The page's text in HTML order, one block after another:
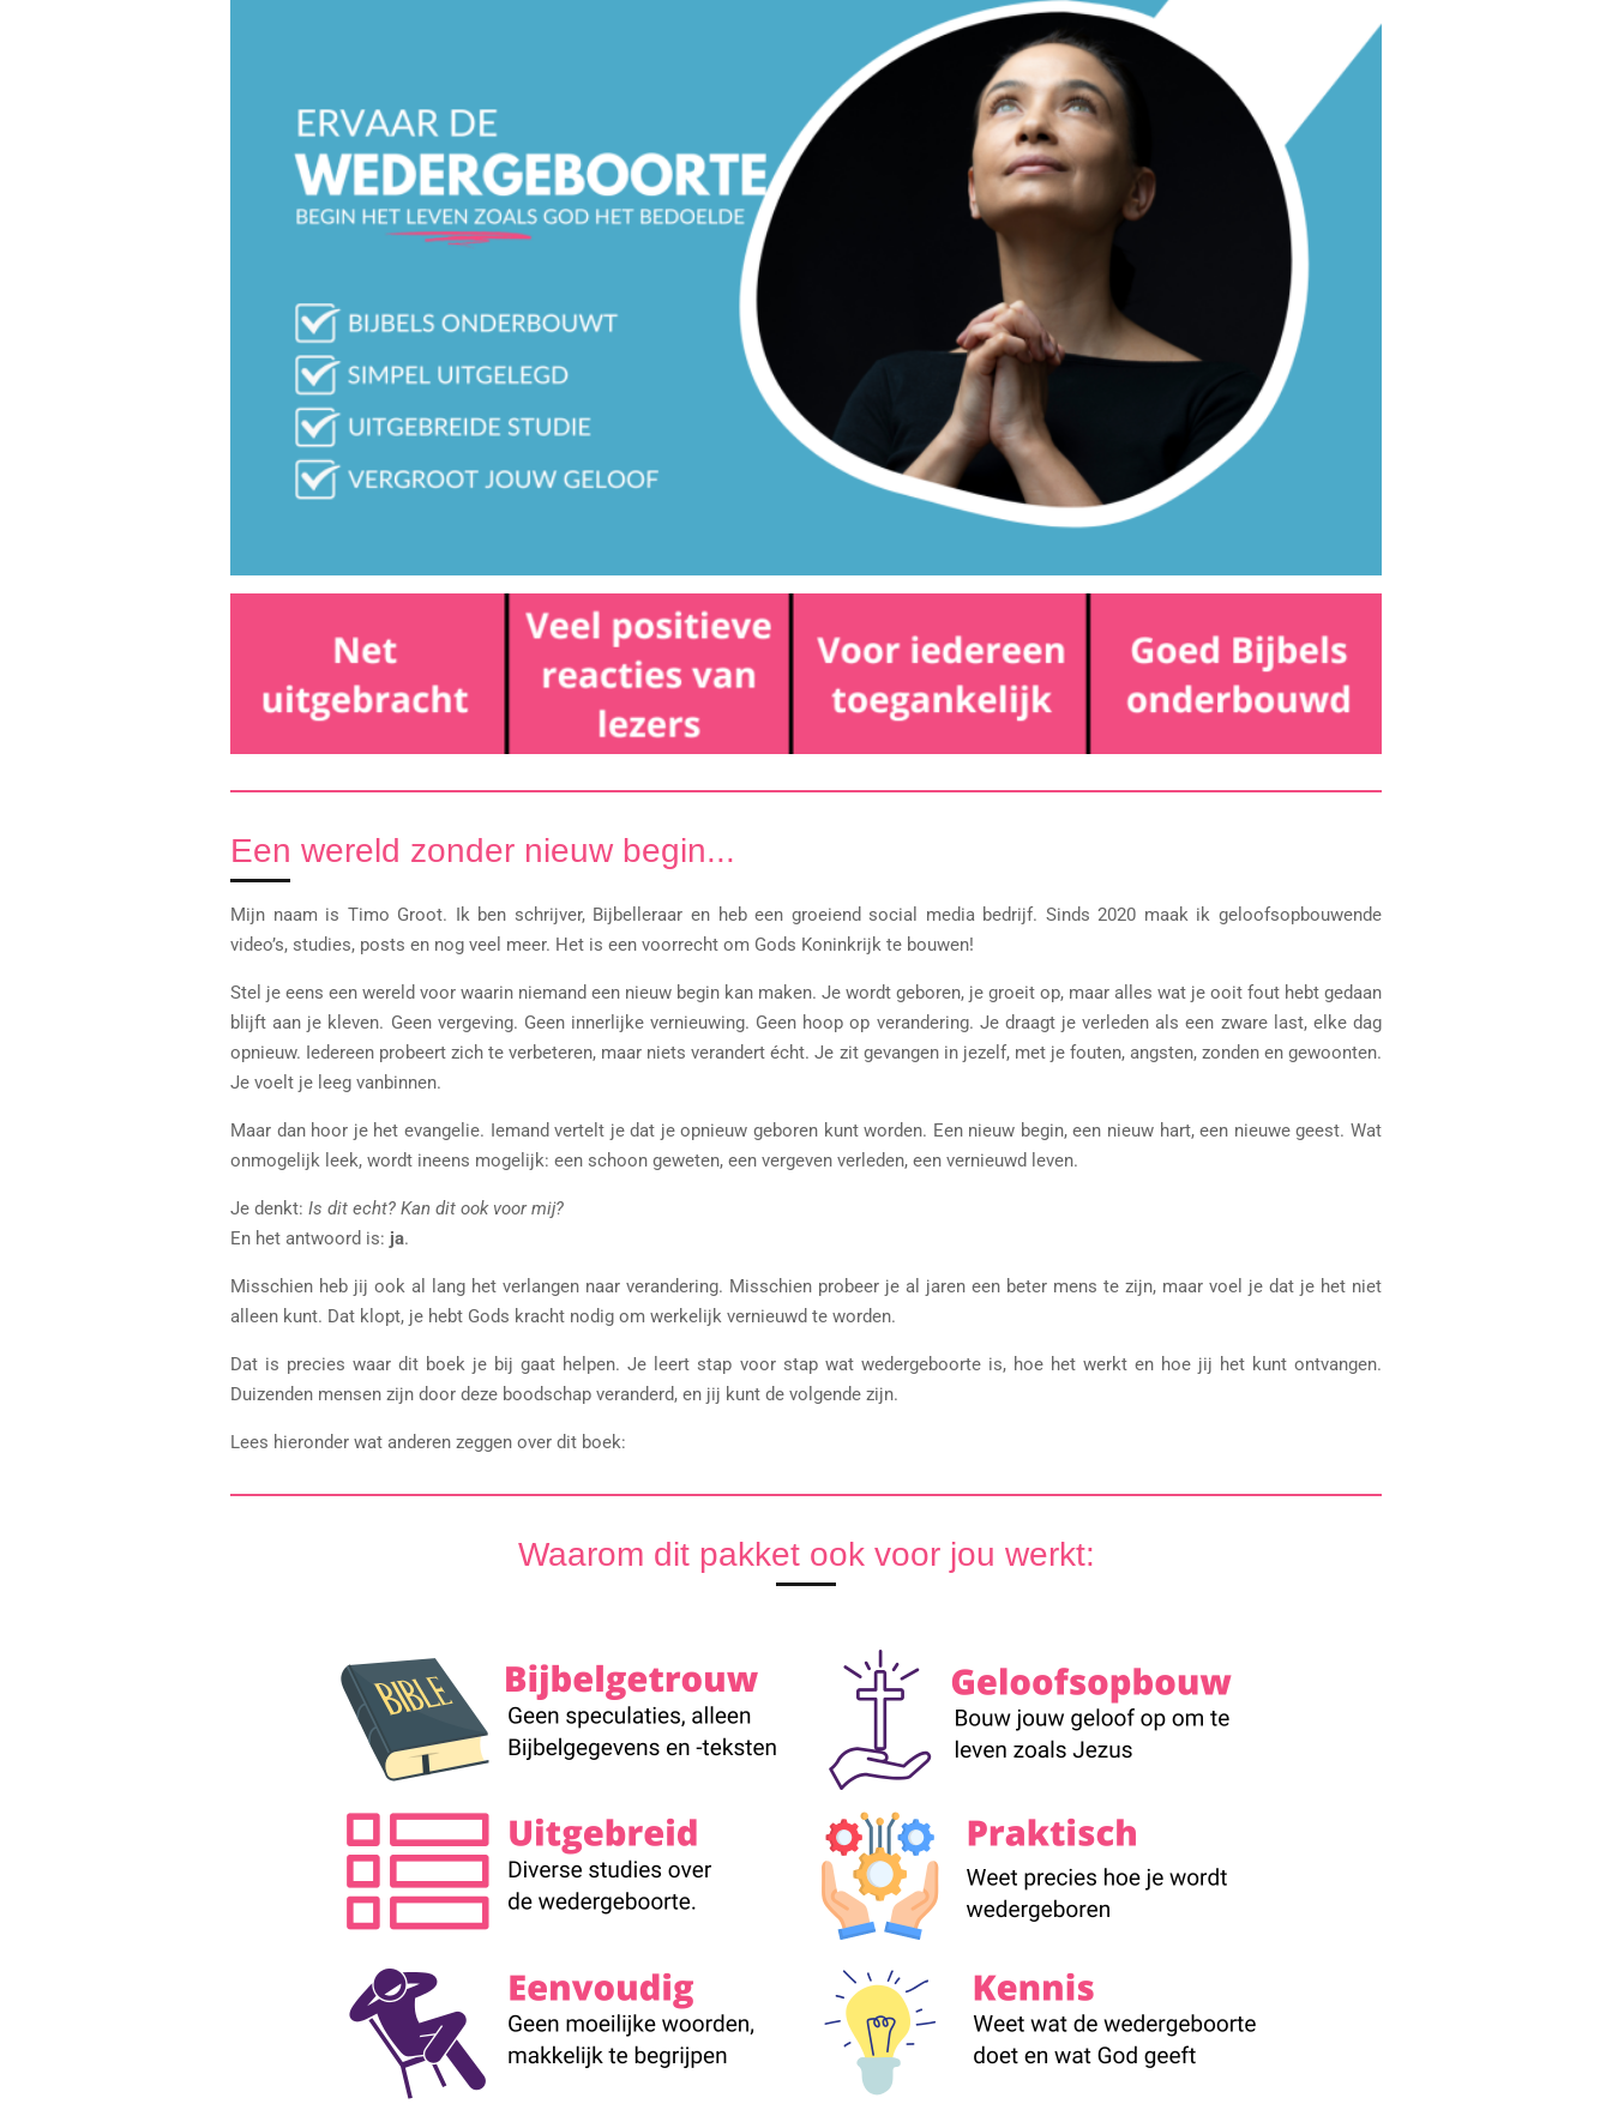
Een wereld zonder nieuw begin...
Mijn naam is Timo Groot. Ik ben schrijver, Bijbelleraar en heb een groeiend social media bedrijf. Sinds 2020 maak ik geloofsopbouwende
video’s, studies, posts en nog veel meer. Het is een voorrecht om Gods Koninkrijk te bouwen!
Stel je eens een wereld voor waarin niemand een nieuw begin kan maken. Je wordt geboren, je groeit op, maar alles wat je ooit fout hebt gedaan
blijft aan je kleven. Geen vergeving. Geen innerlijke vernieuwing. Geen hoop op verandering. Je draagt je verleden als een zware last, elke dag
opnieuw. Iedereen probeert zich te verbeteren, maar niets verandert écht. Je zit gevangen in jezelf, met je fouten, angsten, zonden en gewoonten.
Je voelt je leeg vanbinnen.
Maar dan hoor je het evangelie. Iemand vertelt je dat je opnieuw geboren kunt worden. Een nieuw begin, een nieuw hart, een nieuwe geest. Wat
onmogelijk leek, wordt ineens mogelijk: een schoon geweten, een vergeven verleden, een vernieuwd leven.
Je denkt: Is dit echt? Kan dit ook voor mij?
En het antwoord is: ja.
Misschien heb jij ook al lang het verlangen naar verandering. Misschien probeer je al jaren een beter mens te zijn, maar voel je dat je het niet
alleen kunt. Dat klopt, je hebt Gods kracht nodig om werkelijk vernieuwd te worden.
Dat is precies waar dit boek je bij gaat helpen. Je leert stap voor stap wat wedergeboorte is, hoe het werkt en hoe jij het kunt ontvangen.
Duizenden mensen zijn door deze boodschap veranderd, en jij kunt de volgende zijn.
Lees hieronder wat anderen zeggen over dit boek:
Waarom dit pakket ook voor jou werkt: